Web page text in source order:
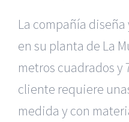
La compañía
en su planta de La
metros cuadrados y
cliente requiere
medida y con